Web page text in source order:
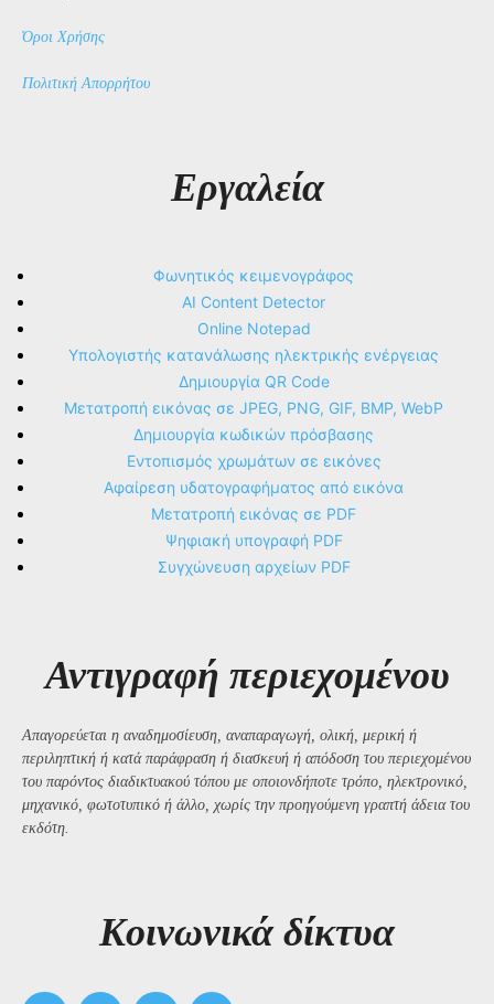
Όροι Χρήσης
Πολιτική Απορρήτου
Εργαλεία
Φωνητικός κειμενογράφος
AI Content Detector
Online Notepad
Υπολογιστής κατανάλωσης ηλεκτρικής ενέργειας
Δημιουργία QR Code
Μετατροπή εικόνας σε JPEG, PNG, GIF, BMP, WebP
Δημιουργία κωδικών πρόσβασης
Εντοπισμός χρωμάτων σε εικόνες
Αφαίρεση υδατογραφήματος από εικόνα
Μετατροπή εικόνας σε PDF
Ψηφιακή υπογραφή PDF
Συγχώνευση αρχείων PDF
Αντιγραφή περιεχομένου
Απαγορεύεται η αναδημοσίευση, αναπαραγωγή, ολική, μερική ή
περιληπτική ή κατά παράφραση ή διασκευή ή απόδοση του περιεχομένου
του παρόντος διαδικτυακού τόπου με οποιονδήποτε τρόπο, ηλεκτρονικό,
μηχανικό, φωτοτυπικό ή άλλο, χωρίς την προηγούμενη γραπτή άδεια του
εκδότη.
Kοινωνικά δίκτυα